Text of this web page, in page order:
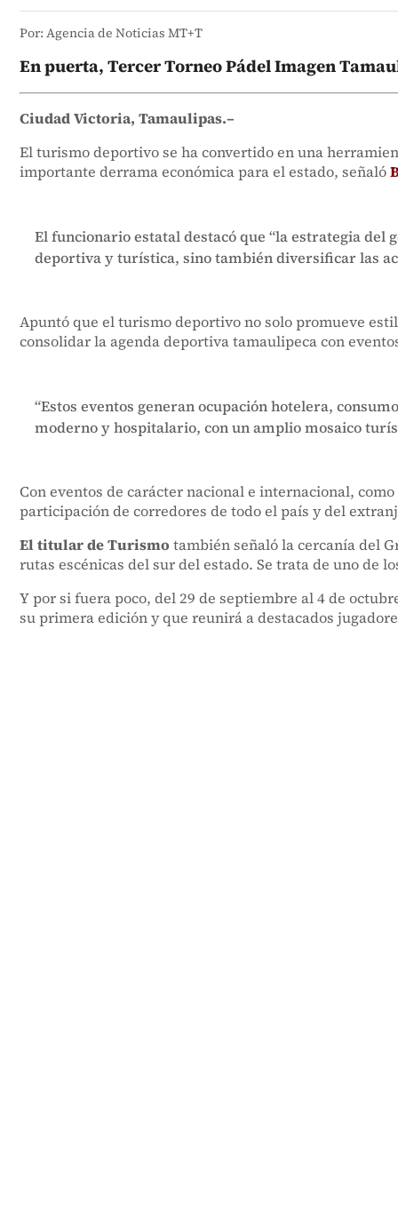
Por: Agencia de Noticias MT+T
En puerta, Tercer Torneo Pádel Imagen
Ciudad Victoria, Tamaulipas.–
El turismo deportivo se ha convertido en una
importante derrama económica para el estado, señaló
El funcionario estatal destacó que “la estrategia del
deportiva y turística, sino también diversificar las
Apuntó que el turismo deportivo no solo promueve
consolidar la agenda deportiva tamaulipeca con
“Estos eventos generan ocupación hotelera,
moderno y hospitalario, con un amplio mosaico
Con eventos de carácter nacional e internacional,
participación de corredores de todo el país y del
El titular de Turismo también señaló la cercanía del
rutas escénicas del sur del estado. Se trata de uno de
Y por si fuera poco, del 29 de septiembre al 4 de
su primera edición y que reunirá a destacados